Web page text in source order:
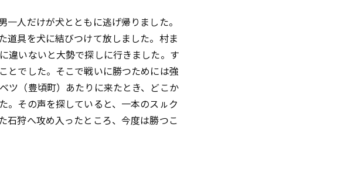
人だけが犬とともに逃げ帰りました。
道具を犬に結びつけて放しました。村ま
違いないと大勢で探しに行きました。す
とでした。そこで戦いに勝つためには強
ツ（豊頃町）あたりに来たとき、どこか
。その声を探していると、一本のスㇽク
石狩へ攻め入ったところ、今度は勝つこ